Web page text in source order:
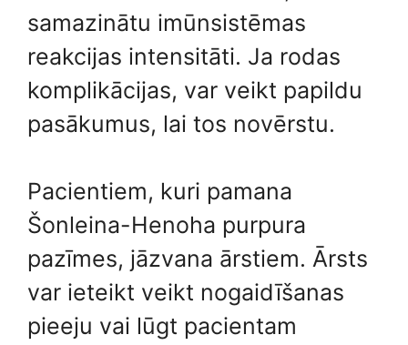
samazinātu imūnsistēmas
reakcijas intensitāti. Ja rodas
komplikācijas, var veikt papildu
pasākumus, lai tos novērstu.
Pacientiem, kuri pamana
Šonleina-Henoha purpura
pazīmes, jāzvana ārstiem. Ārsts
var ieteikt veikt nogaidīšanas
pieeju vai lūgt pacientam